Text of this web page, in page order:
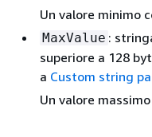
Un valore minimo
MaxValue :
superiore a 128
a Custom string
Un valore